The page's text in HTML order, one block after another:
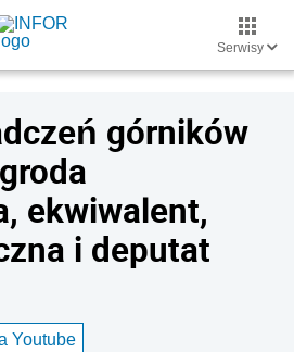
Serwisy
górników
ekwiwalent,
i deputat
Youtube